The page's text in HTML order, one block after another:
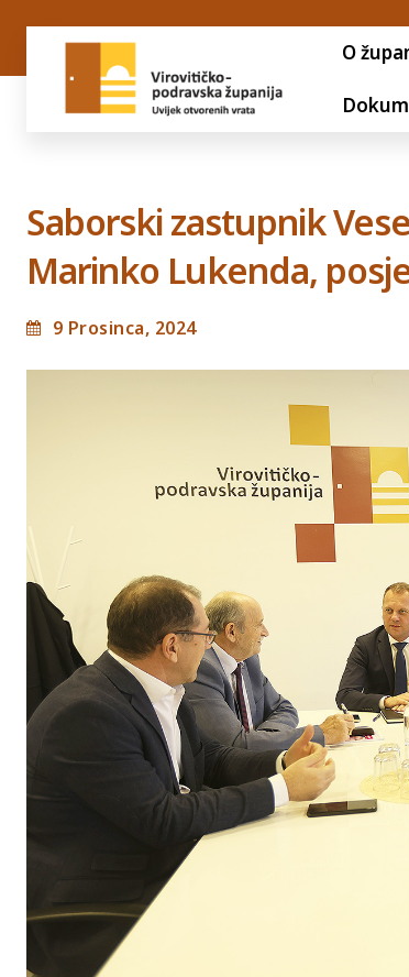
O
Saborski zastupnik
Marinko Lukenda,
9 Prosinca, 2024